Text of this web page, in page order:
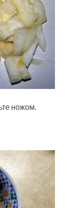
ножом.